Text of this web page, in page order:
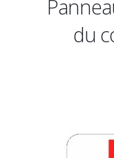
du